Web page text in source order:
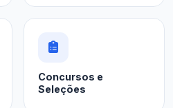
Concursos e
Seleções